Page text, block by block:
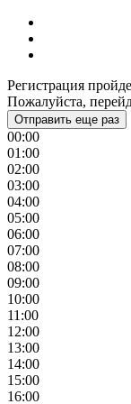
Регистрация
Пожалуйста,
Отправить еще раз
00:00
01:00
02:00
03:00
04:00
05:00
06:00
07:00
08:00
09:00
10:00
11:00
12:00
13:00
14:00
15:00
16:00